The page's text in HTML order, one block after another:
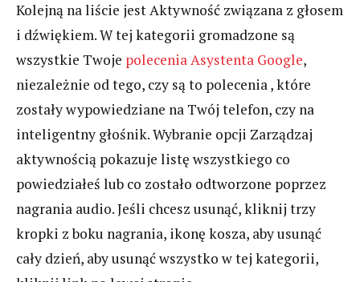
Kolejną na liście jest Aktywność związana z głosem
i dźwiękiem. W tej kategorii gromadzone są
wszystkie Twoje polecenia Asystenta Google,
niezależnie od tego, czy są to polecenia , które
zostały wypowiedziane na Twój telefon, czy na
inteligentny głośnik. Wybranie opcji Zarządzaj
aktywnością pokazuje listę wszystkiego co
powiedziałeś lub co zostało odtworzone poprzez
nagrania audio. Jeśli chcesz usunąć, kliknij trzy
kropki z boku nagrania, ikonę kosza, aby usunąć
cały dzień, aby usunąć wszystko w tej kategorii,